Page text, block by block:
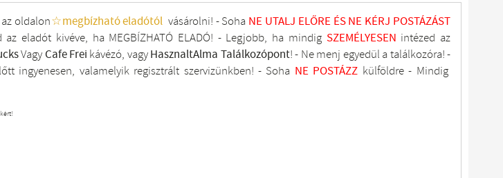
oldalon☆megbízható eladótól vásárolni! - Soha NE UTALJ ELŐRE ÉS NE KÉRJ POSTÁZÁST
eladót kivéve, ha MEGBÍZHATÓ ELADÓ! - Legjobb, ha mindig SZEMÉLYESEN intézed az
VagyCafe Frei kávézó, vagyHasznaltAlma Találkozópont!- Ne menj egyedül a találkozóra! -
ingyenesen, valamelyik regisztrált szervizünkben! - Soha NE POSTÁZZ külföldre- Mindig